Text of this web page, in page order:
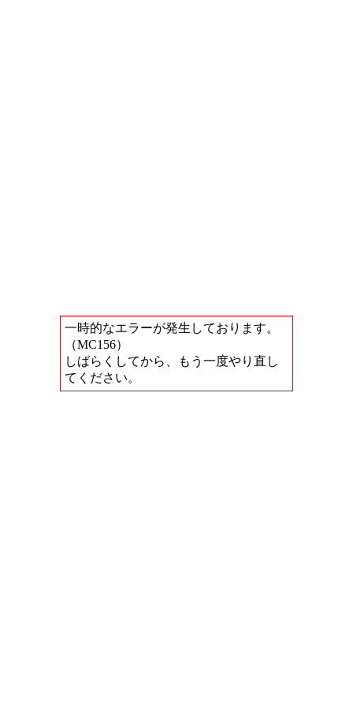
一時的なエラーが発生しております。
（MC156）
しばらくしてから、もう一度やり直し
てください。